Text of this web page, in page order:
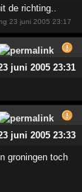
de richting..
23 juni 2005 23:17
juni 2005 23:31
juni 2005 23:33
groningen toch